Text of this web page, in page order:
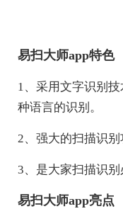
易扫大师app特色
1、采用文字识别
种语言的识别。
2、强大的扫描识
3、是大家扫描识别
易扫大师app亮点